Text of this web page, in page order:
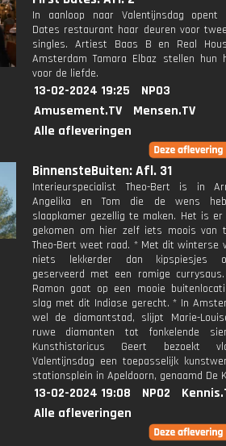
In aanloop naar Valentijnsdag
Dates restaurant haar deuren voor
singles. Artiest Baas B en Real
Amsterdam Tamara Elbaz stellen hun
voor de liefde.
13-02-2024 19:25
NPO3
Amusement.TV
Mensen.TV
Alle afleveringen
BinnensteBuiten: Afl. 31
Interieurspecialist Theo-Bert is in
Angelika en Tom die de wens
slaapkamer gezellig te maken. Het is
gekomen om hier zelf iets moois van
Theo-Bert weet raad. * Met dit winterse
niets lekkerder dan kipspiesjes
geserveerd met een romige
Ramon gaat op een mooie
slag met dit Indiase gerecht. * In
wel de diamantstad, slijpt Marie-
ruwe diamanten tot fonkelende
Kunsthistoricus Geert bezoekt
Valentijnsdag een toepasselijk
stationsplein in Apeldoorn, genaamd De
13-02-2024 19:08 NPO2
Alle afleveringen